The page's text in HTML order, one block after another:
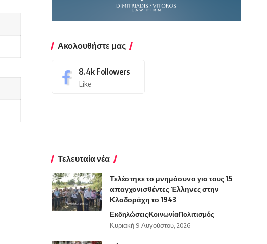
Ακολουθήστε μας
8.4k Followers
Like
Τελευταία νέα
Τελέστηκε το μνημόσυνο για τους 15
απαγχονισθέντες Έλληνες στην
Κλαδοράχη το 1943
ΕκδηλώσειςΚοινωνίαΠολιτισμός
Κυριακή 9 Αυγούστου, 2026